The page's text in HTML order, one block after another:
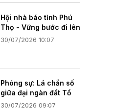
Hội nhà báo tỉnh Phú
Thọ - Vững bước đi lên
30/07/2026 10:07
Phóng sự: Lá chắn số
giữa đại ngàn đất Tổ
30/07/2026 09:07